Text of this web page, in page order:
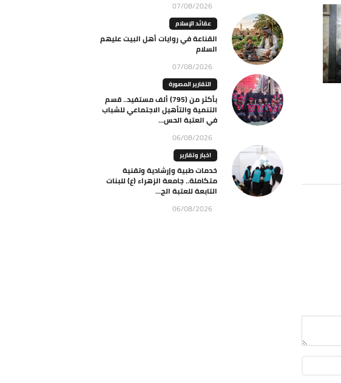
07/08/2026
عقائد الإسلام
القناعة في روايات أهل البيت عليهم
السلام
07/08/2026
التقارير المصورة
بأكثر من (795) ألف مستفيد.. قسم
التنمية والتأهيل الاجتماعي للشباب
في العتبة الحس...
06/08/2026
اخبار وتقارير
خدمات طبية وإرشادية وتقنية
متكاملة.. جامعة الزهراء (ع) للبنات
التابعة للعتبة الح...
06/08/2026